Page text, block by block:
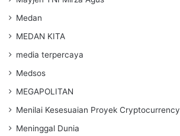
Medan
MEDAN KITA
media terpercaya
Medsos
MEGAPOLITAN
Menilai Kesesuaian Proyek Cryptocurrency
Meninggal Dunia